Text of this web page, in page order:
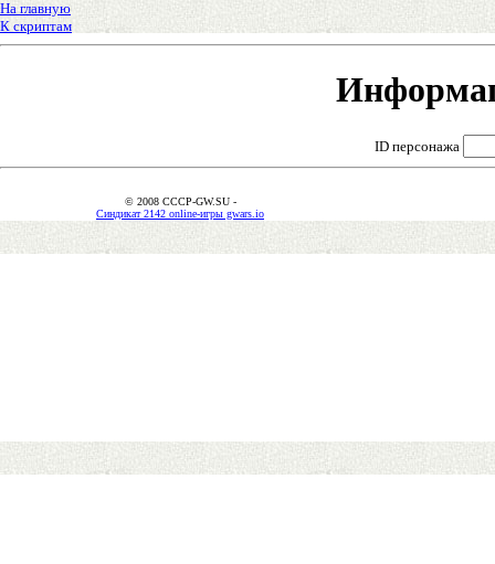
На главную
К скриптам
ID персонажа
© 2008 CCCP-GW.SU -
Синдикат 2142 online-игры gwars.io